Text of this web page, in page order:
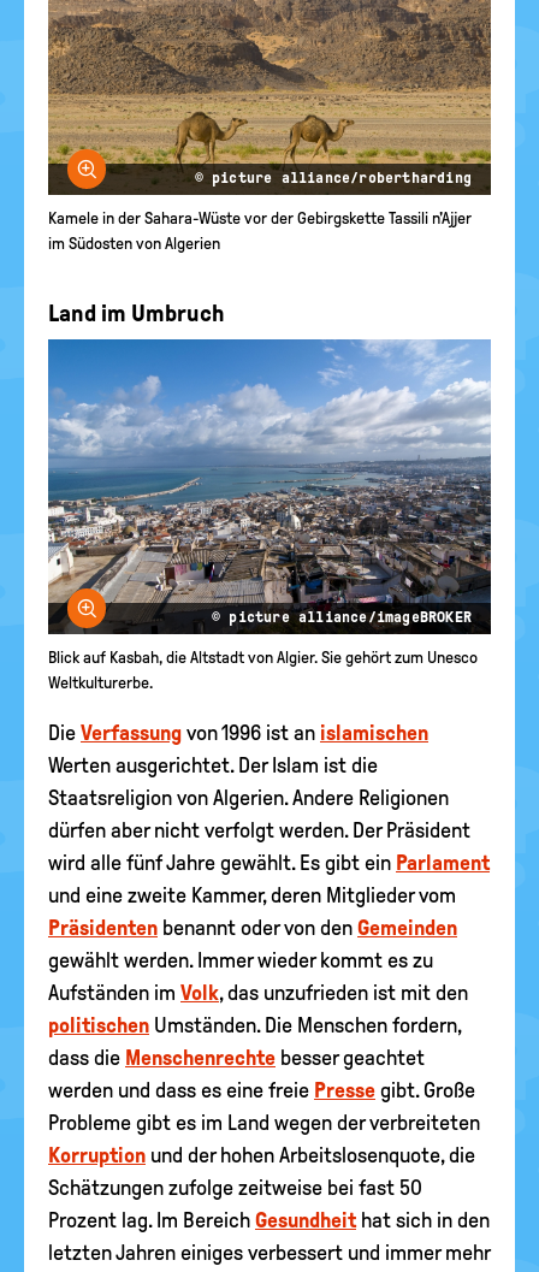
Bild vergrößern
© picture alliance/robertharding
Kamele in der Sahara-Wüste vor der Gebirgskette Tassili n'Ajjer
im Südosten von Algerien
Land im Umbruch
Bild vergrößern
© picture alliance/imageBROKER
Blick auf Kasbah, die Altstadt von Algier. Sie gehört zum Unesco
Weltkulturerbe.
Die Verfassung von 1996 ist an islamischen
Werten ausgerichtet. Der Islam ist die
Staatsreligion von Algerien. Andere Religionen
dürfen aber nicht verfolgt werden. Der Präsident
wird alle fünf Jahre gewählt. Es gibt ein Parlament
und eine zweite Kammer, deren Mitglieder vom
Präsidenten benannt oder von den Gemeinden
gewählt werden. Immer wieder kommt es zu
Aufständen im Volk, das unzufrieden ist mit den
politischen Umständen. Die Menschen fordern,
dass die Menschenrechte besser geachtet
werden und dass es eine freie Presse gibt. Große
Probleme gibt es im Land wegen der verbreiteten
Korruption und der hohen Arbeitslosenquote, die
Schätzungen zufolge zeitweise bei fast 50
Prozent lag. Im Bereich Gesundheithat sich in den
letzten Jahren einiges verbessert und immer mehr